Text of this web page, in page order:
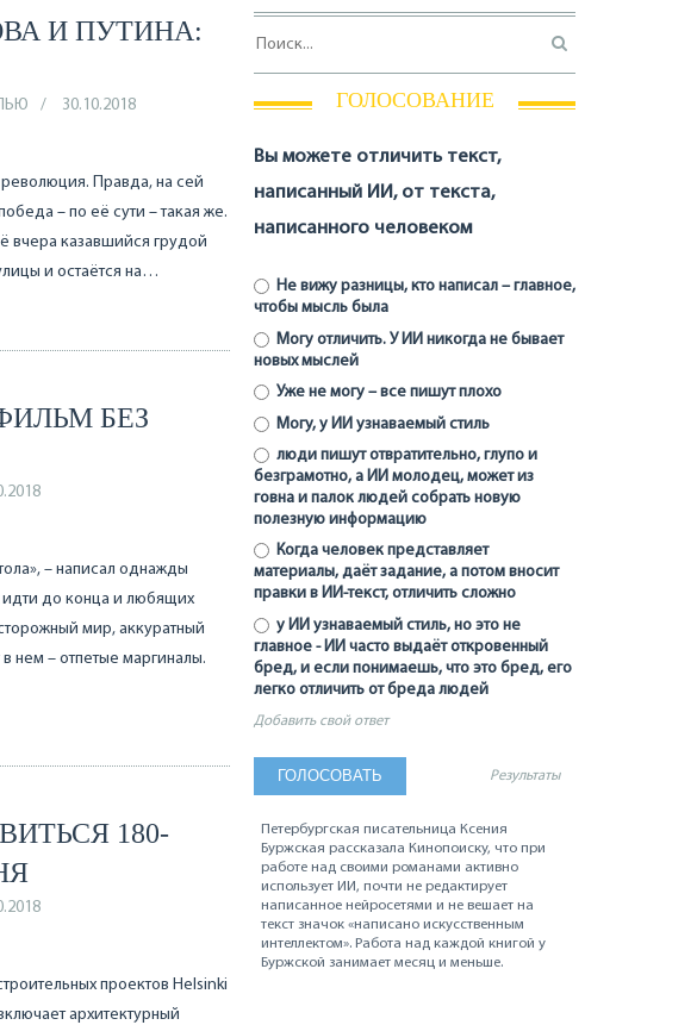
И ПУТИНА:
30.10.2018
революция. Правда, на сей
– по её сути – такая же.
вчера казавшийся грудой
и остаётся на…
БЕЗ
– написал однажды
до конца и любящих
мир, аккуратный
нем – отпетые маргиналы.
180-
проектов Helsinki
архитектурный
ГОЛОСОВАНИЕ
Вы можете отличить текст,
написанный ИИ, от текста,
написанного человеком
Не вижу разницы, кто написал – главное,
чтобы мысль была
Могу отличить. У ИИ никогда не бывает
новых мыслей
Уже не могу – все пишут плохо
Могу, у ИИ узнаваемый стиль
люди пишут отвратительно, глупо и
безграмотно, а ИИ молодец, может из
говна и палок людей собрать новую
полезную информацию
Когда человек представляет
материалы, даёт задание, а потом вносит
правки в ИИ-текст, отличить сложно
у ИИ узнаваемый стиль, но это не
главное - ИИ часто выдаёт откровенный
бред, и если понимаешь, что это бред, его
легко отличить от бреда людей
Добавить свой ответ
Результаты
Петербургская писательница Ксения
Буржская рассказала Кинопоиску, что при
работе над своими романами активно
использует ИИ, почти не редактирует
написанное нейросетями и не вешает на
текст значок «написано искусственным
интеллектом». Работа над каждой книгой у
Буржской занимает месяц и меньше.